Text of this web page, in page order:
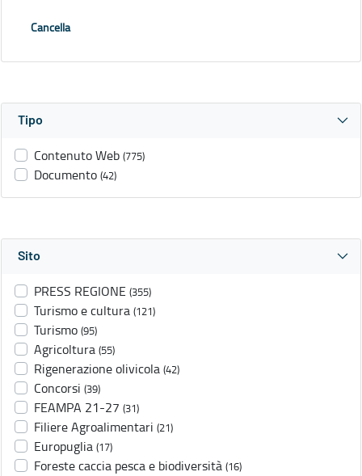
Cancella
Tipo
Contenuto Web (775)
Documento (42)
Sito
PRESS REGIONE (355)
Turismo e cultura (121)
Turismo (95)
Agricoltura (55)
Rigenerazione olivicola (42)
Concorsi (39)
FEAMPA 21-27 (31)
Filiere Agroalimentari (21)
Europuglia (17)
Foreste caccia pesca e biodiversità (16)